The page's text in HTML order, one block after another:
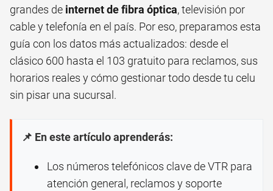
grandes de internet de fibra óptica, televisión por
cable y telefonía en el país. Por eso, preparamos esta
guía con los datos más actualizados: desde el
clásico 600 hasta el 103 gratuito para reclamos, sus
horarios reales y cómo gestionar todo desde tu celu
sin pisar una sucursal.
📌 En este artículo aprenderás:
Los números telefónicos clave de VTR para
atención general, reclamos y soporte